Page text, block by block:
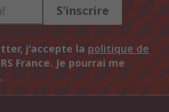
S'inscrire
j'accepte la politique de
France. Je pourrai me